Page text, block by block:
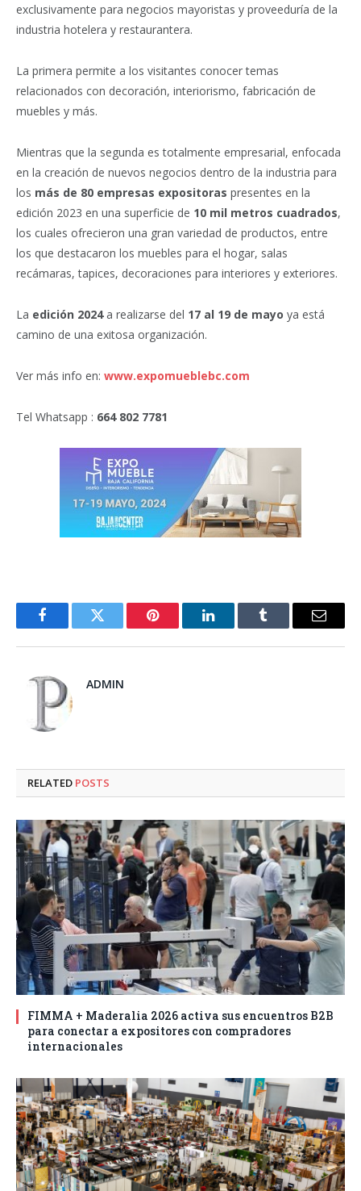
exclusivamente para negocios mayoristas y proveeduría de la
industria hotelera y restaurantera.
La primera permite a los visitantes conocer temas
relacionados con decoración, interiorismo, fabricación de
muebles y más.
Mientras que la segunda es totalmente empresarial, enfocada
en la creación de nuevos negocios dentro de la industria para
los más de 80 empresas expositoras presentes en la
edición 2023 en una superficie de 10 mil metros cuadrados,
los cuales ofrecieron una gran variedad de productos, entre
los que destacaron los muebles para el hogar, salas
recámaras, tapices, decoraciones para interiores y exteriores.
La edición 2024a realizarse del 17 al 19 de mayo ya está
camino de una exitosa organización.
Ver más info en: www.expomueblebc.com
Tel Whatsapp : 664 802 7781
FacebookTwitter Pinterest LinkedInTumblr Email
ADMIN
RELATED POSTS
FIMMA + Maderalia 2026 activa sus encuentros B2B
para conectar a expositores con compradores
internacionales